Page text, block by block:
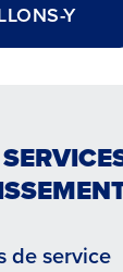
Y
de service